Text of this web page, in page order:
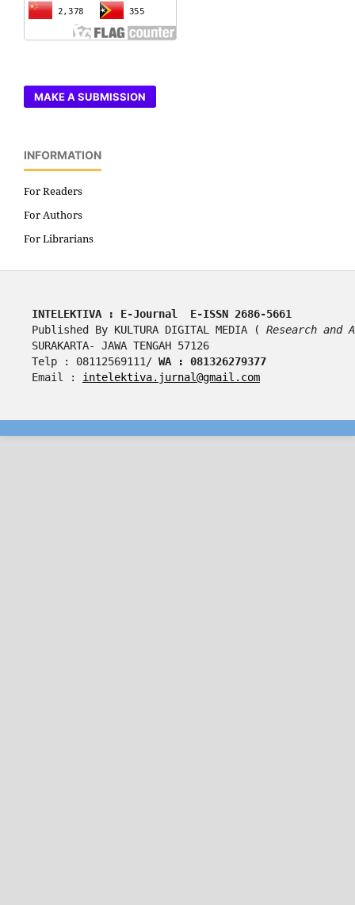
MAKE A SUBMISSION
INFORMATION
For Readers
For Authors
For Librarians
INTELEKTIVA : E-Journal  E-ISSN 2686-5661
Published By KULTURA DIGITAL MEDIA ( Research and
SURAKARTA- JAWA TENGAH 57126
Telp : 08112569111/ WA : 081326279377
Email : intelektiva.jurnal@gmail.com